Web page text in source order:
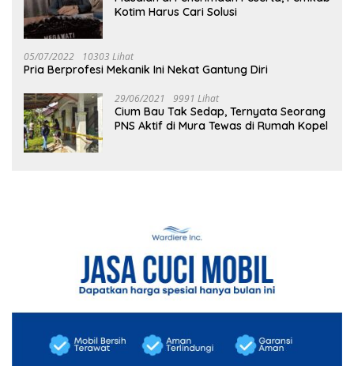
Kotim Harus Cari Solusi
05/07/2022 10303 Lihat
Pria Berprofesi Mekanik Ini Nekat Gantung Diri
29/06/2021 9991 Lihat
Cium Bau Tak Sedap, Ternyata Seorang
PNS Aktif di Mura Tewas di Rumah Kopel